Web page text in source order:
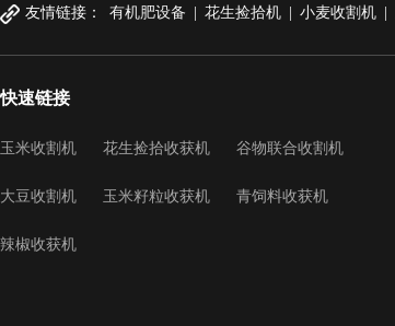
友情链接： 有机肥设备 花生捡拾机 小麦收割机
快速链接
玉米收割机 花生捡拾收获机 谷物联合收割机
大豆收割机 玉米籽粒收获机 青饲料收获机
辣椒收获机